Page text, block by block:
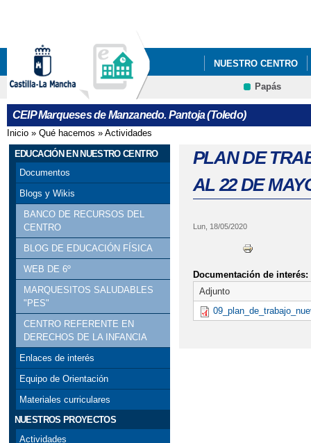
NUESTRO CENTRO
NUESTROS
Papás
CEIP Marqueses de Manzanedo. Pantoja (Toledo)
Se encuentra usted aquí
Inicio » Qué hacemos » Actividades
EDUCACIÓN EN NUESTRO CENTRO
Documentos
Blogs y Wikis
BANCO DE RECURSOS DEL
CENTRO
BLOG DE EDUCACIÓN FÍSICA
WEB DE 6º
MARQUESITOS SALUDABLES
"PES"
CENTRO REFERENTE EN
DERECHOS DE LA INFANCIA
Enlaces de interés
Equipo de Orientación
Materiales curriculares
NUESTROS PROYECTOS
Actividades
PLAN DE
AL 22 DE
Lun, 18/05/2020
Documentación de interés:
Adjunto